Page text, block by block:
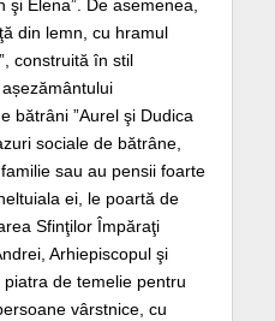
şi Elena”. De asemenea,
din lemn, cu hramul
construită în stil
bătrâni ”Aurel şi Dudica
sociale de bătrâne,
sau au pensii foarte
ei, le poartă de
Sfinţilor Împăraţi
Arhiepiscopul şi
de temelie pentru
vârstnice, cu